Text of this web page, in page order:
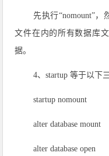
先执行“nomount”，
文件在内的所有数据库
据。
4、startup 等于以下
startup nomount
alter database mount
alter database open